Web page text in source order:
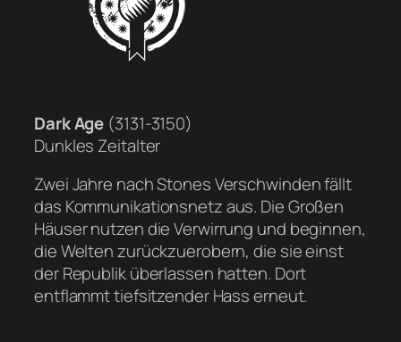
Dark Age (3131-3150)
Dunkles Zeitalter
Zwei Jahre nach Stones Verschwinden fällt
das Kommunikationsnetz aus. Die Großen
Häuser nutzen die Verwirrung und beginnen,
die Welten zurückzuerobern, die sie einst
der Republik überlassen hatten. Dort
entflammt tiefsitzender Hass erneut.